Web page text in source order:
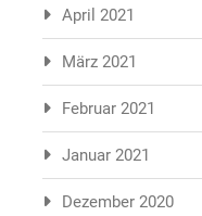
April 2021
März 2021
Februar 2021
Januar 2021
Dezember 2020